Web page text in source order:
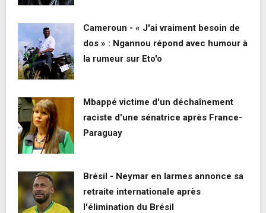
Cameroun - « J'ai vraiment besoin de
dos » : Ngannou répond avec humour à
la rumeur sur Eto'o
Mbappé victime d'un déchaînement
raciste d'une sénatrice après France-
Paraguay
Brésil - Neymar en larmes annonce sa
retraite internationale après
l'élimination du Brésil